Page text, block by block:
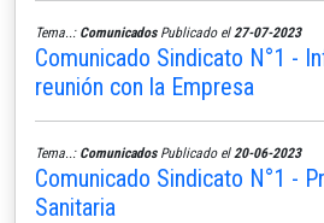
Tema..: ComunicadosPublicado el 27-07-2023
Comunicado Sindicato N°1 -
reunión con la Empresa
Tema..: ComunicadosPublicado el 20-06-2023
Comunicado Sindicato N°1 -
Sanitaria